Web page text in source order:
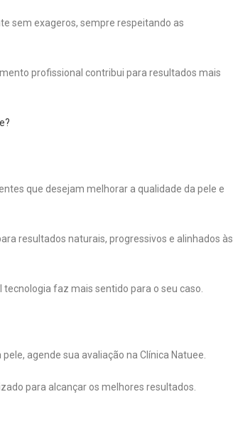
sem exageros, sempre respeitando as
profissional contribui para resultados mais
que desejam melhorar a qualidade da pele e
resultados naturais, progressivos e alinhados às
faz mais sentido para o seu caso.
agende sua avaliação na Clínica Natuee.
para alcançar os melhores resultados.